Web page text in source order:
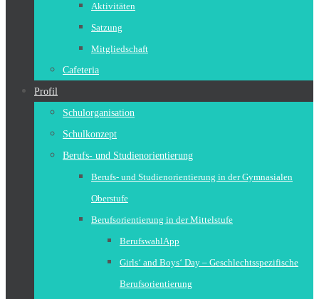
Aktivitäten
Satzung
Mitgliedschaft
Cafeteria
Profil
Schulorganisation
Schulkonzept
Berufs- und Studienorientierung
Berufs- und Studienorientierung in der Gymnasialen
Oberstufe
Berufsorientierung in der Mittelstufe
BerufswahlApp
Girls‘ and Boys‘ Day – Geschlechtsspezifische
Berufsorientierung